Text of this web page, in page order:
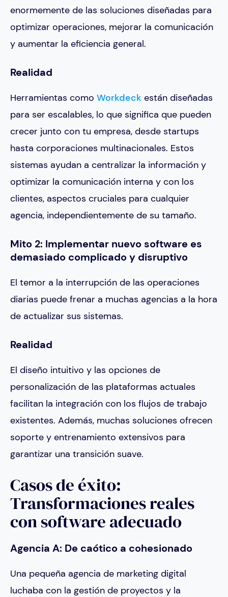
enormemente de las soluciones diseñadas para
optimizar operaciones, mejorar la comunicación
y aumentar la eficiencia general.
Realidad
Herramientas como Workdeck están diseñadas
para ser escalables, lo que significa que pueden
crecer junto con tu empresa, desde startups
hasta corporaciones multinacionales. Estos
sistemas ayudan a centralizar la información y
optimizar la comunicación interna y con los
clientes, aspectos cruciales para cualquier
agencia, independientemente de su tamaño.
Mito 2: Implementar nuevo software es
demasiado complicado y disruptivo
El temor a la interrupción de las operaciones
diarias puede frenar a muchas agencias a la hora
de actualizar sus sistemas.
Realidad
El diseño intuitivo y las opciones de
personalización de las plataformas actuales
facilitan la integración con los flujos de trabajo
existentes. Además, muchas soluciones ofrecen
soporte y entrenamiento extensivos para
garantizar una transición suave.
Casos de éxito:
Transformaciones reales
con software adecuado
Agencia A: De caótico a cohesionado
Una pequeña agencia de marketing digital
luchaba con la gestión de proyectos y la